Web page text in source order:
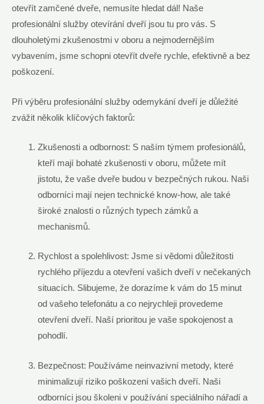
otevřít zamčené dveře, nemusíte hledat dál! Naše
profesionální služby otevírání dveří jsou tu pro vás. S
dlouholetými zkušenostmi v oboru a nejmodernějším
vybavením, jsme schopni otevřít dveře rychle, efektivně a bez
poškození.
Při výběru profesionální služby odemykání dveří je důležité
zvážit několik klíčových faktorů:
Zkušenosti a odbornost: S naším týmem profesionálů,
kteří mají bohaté zkušenosti v oboru, můžete mít
jistotu, že vaše dveře budou v bezpečných rukou. Naši
odborníci mají nejen technické know-how, ale také
široké znalosti o různých typech zámků a
mechanismů.
Rychlost a spolehlivost: Jsme si vědomi důležitosti
rychlého příjezdu a otevření vašich dveří v nečekaných
situacích. Slibujeme, že dorazíme k vám do 15 minut
od vašeho telefonátu a co nejrychleji provedeme
otevření dveří. Naší prioritou je vaše spokojenost a
pohodlí.
Bezpečnost: Používáme neinvazivní metody, které
minimalizují riziko poškození vašich dveří. Naši
odborníci jsou školeni v používání speciálního nářadí a